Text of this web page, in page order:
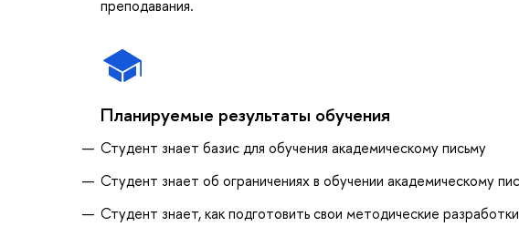
преподавания.
Планируемые результаты обучения
Студент знает базис для обучения академическому письму
Студент знает об ограничениях в обучении академическому
Студент знает, как подготовить свои методические